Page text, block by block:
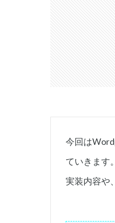
今回は
ていきます。
実装内容や